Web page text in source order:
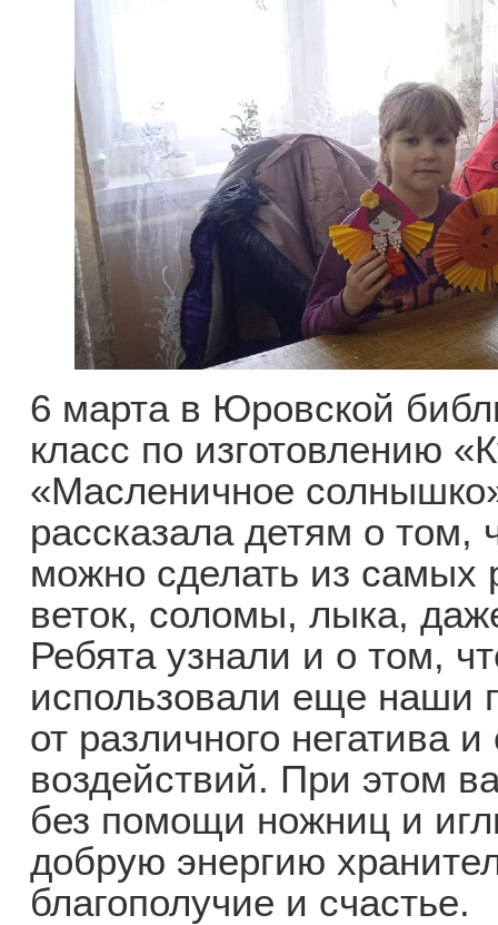
6 марта в Юровской
класс по изготовлению
«Масленичное
рассказала детям о том,
можно сделать из самых
веток, соломы, лыка,
Ребята узнали и о том,
использовали еще наши
от различного негатива
воздействий. При этом
без помощи ножниц и
добрую энергию
благополучие и счастье.